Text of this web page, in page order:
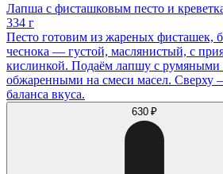
Лапша с фисташковым песто и
334 г
Песто готовим из жареных фисташек,
чеснока — густой, маслянистый, с
кислинкой. Подаём лапшу с румяными
обжаренными на смеси масел. Сверху
баланса вкуса.
630 ₽